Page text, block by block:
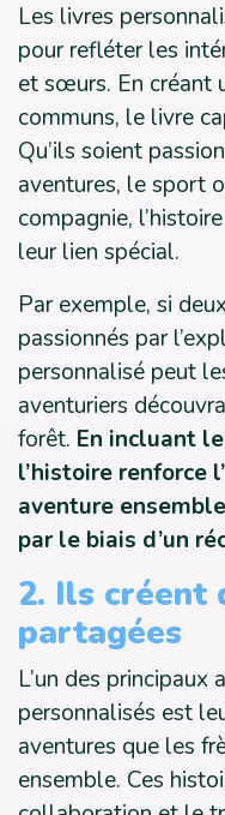
Les livres
pour refléter les
et sœurs. En créant
communs, le livre
Qu’ils soient
aventures, le sport
compagnie,
leur lien spécial.
Par exemple, si
passionnés par
personnalisé peut
aventuriers
forêt. En incluant
l’histoire renforce
aventure
par le biais d’un
2. Ils créent
partagées
L’un des principaux
personnalisés est
aventures que les
ensemble. Ces